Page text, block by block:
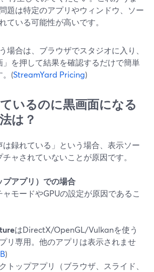
題は特定のアプリやウィンドウ、ソー
ている可能性が高いです。
場合は、ブラウザでスタジオに入り、
を押して結果を確認するだけで簡単
。(StreamYard Pricing)
いるのに黒画面になる
は？
は録れている」という場合、表示ソー
ャされていないことが原因です。
プアプリ）での場合
モードやGPUの設定が原因であるこ
はDirectX/OpenGL/Vulkanを使う
リ専用。他のアプリは表示されませ
)
トップアプリ（ブラウザ、スライド、